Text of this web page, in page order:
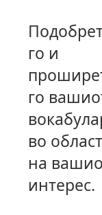
го и
го
во
на
интерес.